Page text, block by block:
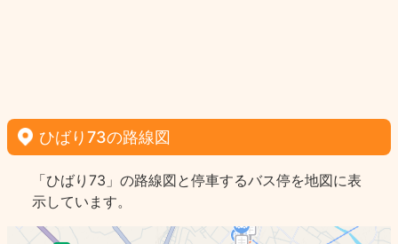
ひばり73の路線図
「ひばり73」の路線図と停車するバス停を地図に表
示しています。